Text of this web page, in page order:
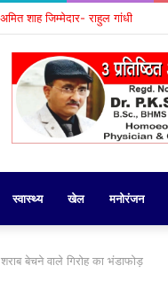
शाह जिम्मेदार- राहुल गांधी
स्वास्थ्य खेल मनोरंजन
बेचने वाले गिरोह का भंडाफोड़